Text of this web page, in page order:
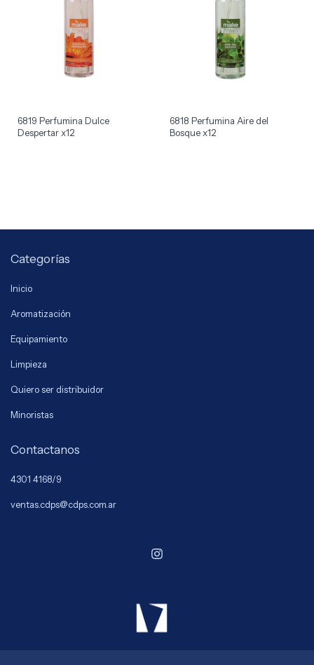
6819 Perfumina Dulce
Despertar x12
6818 Perfumina Aire del
Bosque x12
Categorías
Inicio
Aromatización
Equipamiento
Limpieza
Quiero ser distribuidor
Minoristas
Contactanos
4301 4168/9
ventas.cdps@cdps.com.ar